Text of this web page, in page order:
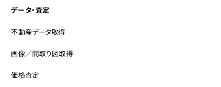
データ・査定
不動産データ取得
画像／間取り図取得
価格査定